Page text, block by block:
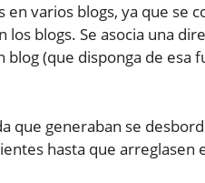
varios blogs, ya que se
blogs. Se asocia una
(que disponga de esa
que generaban se
hasta que arreglasen